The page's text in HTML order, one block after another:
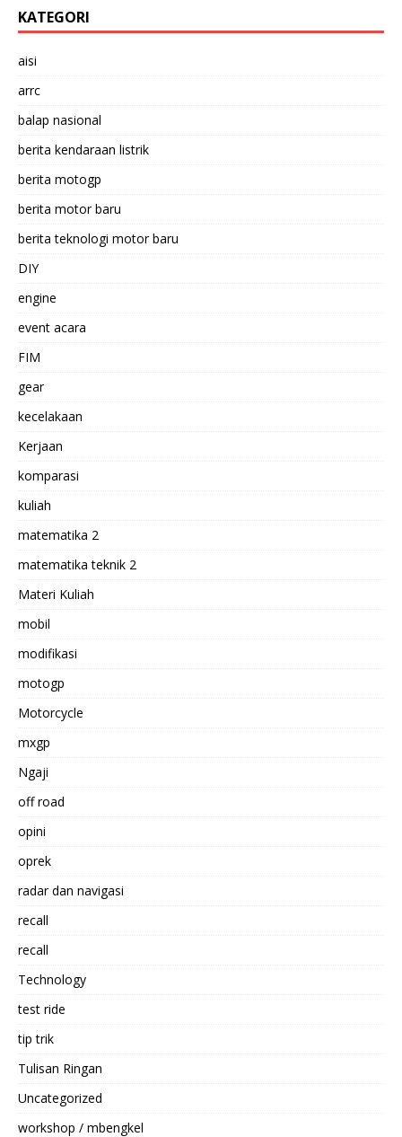
KATEGORI
aisi
arrc
balap nasional
berita kendaraan listrik
berita motogp
berita motor baru
berita teknologi motor baru
DIY
engine
event acara
FIM
gear
kecelakaan
Kerjaan
komparasi
kuliah
matematika 2
matematika teknik 2
Materi Kuliah
mobil
modifikasi
motogp
Motorcycle
mxgp
Ngaji
off road
opini
oprek
radar dan navigasi
recall
recall
Technology
test ride
tip trik
Tulisan Ringan
Uncategorized
workshop / mbengkel